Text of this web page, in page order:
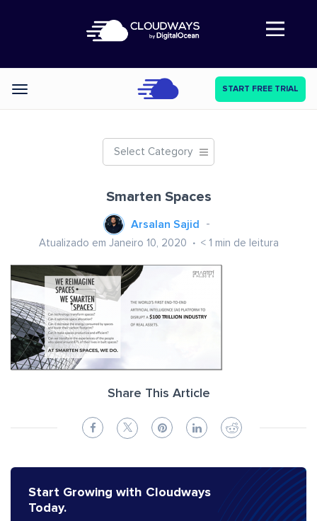
Abre a navegação
Categories START FREE TRIAL
Select Category
Smarten Spaces
Arsalan Sajid
Atualizado em Janeiro 10, 2020 < 1 min de leitura
Share This Article
Start Growing with Cloudways
Today.